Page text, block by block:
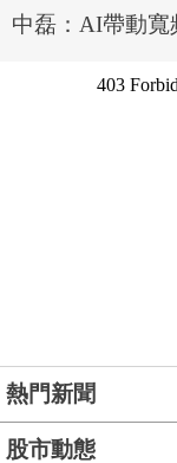
中磊：AI帶動
熱門新聞
股市動態